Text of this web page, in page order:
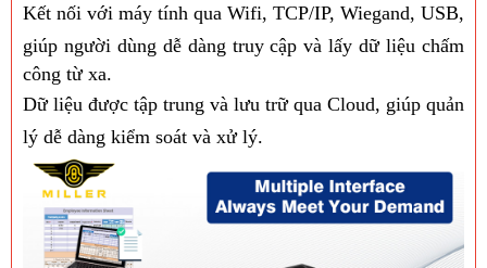
Kết nối với máy tính qua Wifi, TCP/IP, Wiegand, USB,
giúp người dùng dễ dàng truy cập và lấy dữ liệu chấm
công từ xa.
Dữ liệu được tập trung và lưu trữ qua Cloud, giúp quản
lý dễ dàng kiểm soát và xử lý.